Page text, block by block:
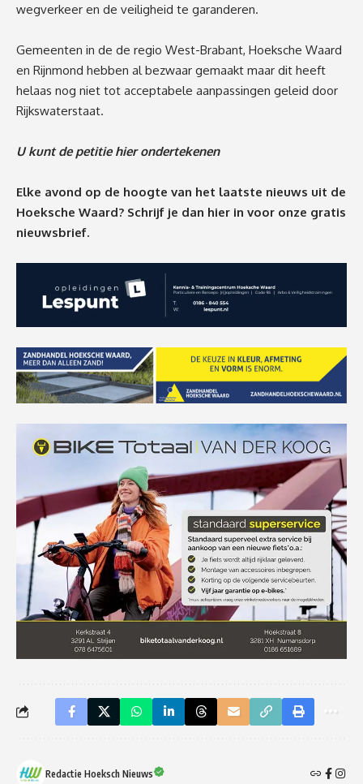
wegverkeer en de veiligheid te garanderen.
Gemeenten in de de regio West-Brabant, Hoeksche Waard
en Rijnmond hebben al bezwaar gemaakt maar dit heeft
helaas nog niet tot acceptabele aanpassingen geleid door
Rijkswaterstaat.
U kunt de petitie hier ondertekenen
Elke avond op de hoogte van het laatste nieuws uit de
Hoeksche Waard? Schrijf je dan hier in voor onze gratis
nieuwsbrief.
Redactie Hoeksch Nieuws